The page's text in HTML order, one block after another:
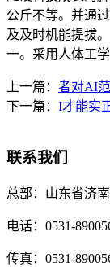
公斤不等。并通
及及时机能提拔
一。采用人体工
上一篇： 者对AI
下一篇： I才能实
联系我们
总部： 山东省济
电话： 0531-
传真： 0531-